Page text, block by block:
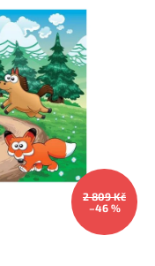
2 809 Kč
–46 %